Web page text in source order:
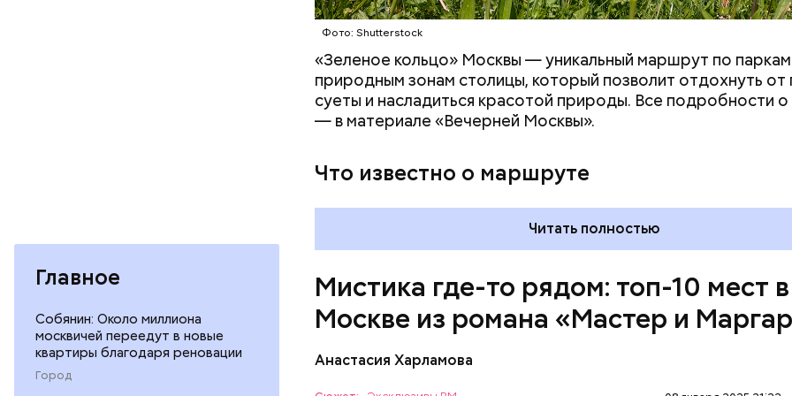
Главное
Собянин: Около миллиона
москвичей переедут в новые
квартиры благодаря реновации
Город
Фото: Shutterstock
«Зеленое кольцо» Москвы — уникальный маршрут по
природным зонам столицы, который позволит отдохнуть от
суеты и насладиться красотой природы. Все подробности
— в материале «Вечерней Москвы».
Что известно о маршруте
Читать полностью
Мистика где-то рядом: топ-10 мест в
Москве из романа «Мастер и
Анастасия Харламова
Одно из культовых мест романа Булгакова «Мастер и
На данный момент квартира на Большой Садовой стала
Булгакова. В ней воссоздана атмосфера жизни и быта начала
большим количеством вещей, которые имеют отношение к
известного вождя советского народа Владимира Ильича
находится в самом центре Красной площади. Более того,